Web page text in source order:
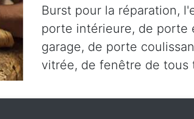
Burst pour la réparation,
porte intérieure, de porte
garage, de porte
vitrée, de fenêtre de tous